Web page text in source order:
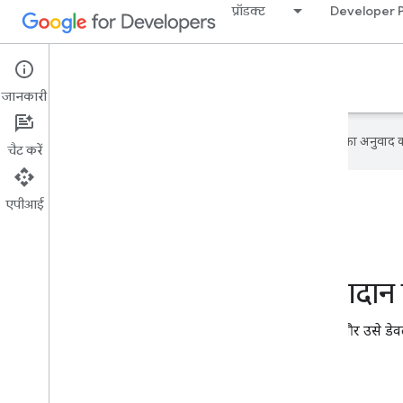
प्रॉडक्ट Developer
Google Developer Program
Google आपकी पसंदीदा भाषा में कॉन्टेंट का
डेवलपर लाइब्रेरी में
ऐसी एंट्री सबमिट की गई जिसे मंज़ूरी मिली और उसे
जानकारी
चैट करें
एपीआई